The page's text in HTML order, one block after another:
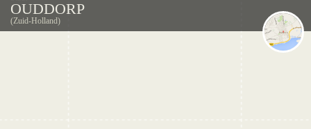
OUDDORP
(Zuid-Holland)